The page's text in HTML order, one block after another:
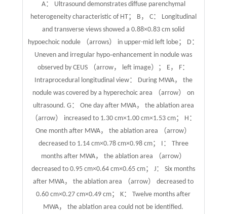
A： Ultrasound demonstrates diffuse parenchymal
heterogeneity characteristic of HT； B， C： Longitudinal
and transverse views showed a 0.88×0.83 cm solid
hypoechoic nodule （arrows） in upper-mid left lobe； D：
Uneven and irregular hypo‐enhancement in nodule was
observed by CEUS （arrow， left image）； E， F：
Intraprocedural longitudinal view： During MWA， the
nodule was covered by a hyperechoic area （arrow） on
ultrasound. G： One day after MWA， the ablation area
（arrow） increased to 1.30 cm×1.00 cm×1.53 cm； H：
One month after MWA， the ablation area （arrow）
decreased to 1.14 cm×0.78 cm×0.98 cm； I： Three
months after MWA， the ablation area （arrow）
decreased to 0.95 cm×0.64 cm×0.65 cm； J： Six months
after MWA， the ablation area （arrow） decreased to
0.60 cm×0.27 cm×0.49 cm； K： Twelve months after
MWA， the ablation area could not be identified.